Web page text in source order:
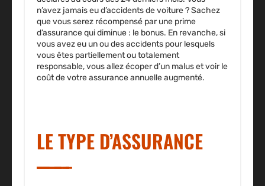
n’avez jamais eu d’accidents de voiture ? Sachez
que vous serez récompensé par une prime
d’assurance qui diminue : le bonus. En revanche, si
vous avez eu un ou des accidents pour lesquels
vous êtes partiellement ou totalement
responsable, vous allez écoper d’un malus et voir le
coût de votre assurance annuelle augmenté.
LE TYPE D’ASSURANCE